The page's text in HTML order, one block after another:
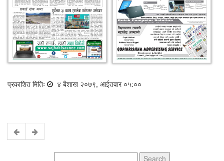
प्रकाशित मितिः ४ बैशाख २०७९, आईतवार ०५:००